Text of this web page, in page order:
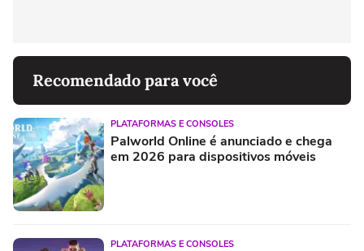
Recomendado para você
PLATAFORMAS E CONSOLES
Palworld Online é anunciado e chega
em 2026 para dispositivos móveis
PLATAFORMAS E CONSOLES